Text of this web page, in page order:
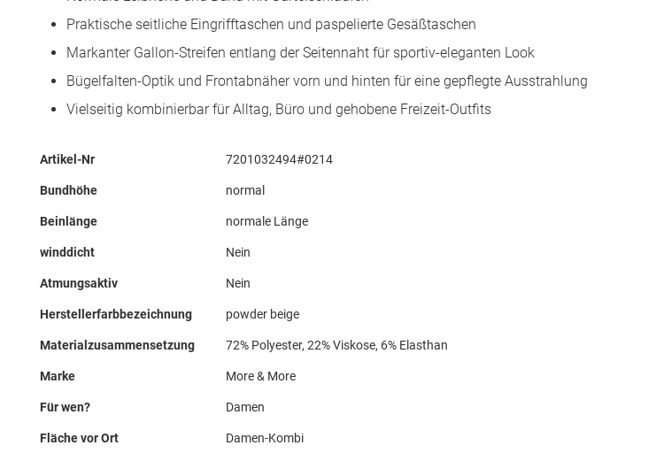
Praktische seitliche Eingrifftaschen und paspelierte Gesäßtaschen
Markanter Gallon-Streifen entlang der Seitennaht für sportiv-eleganten Look
Bügelfalten-Optik und Frontabnäher vorn und hinten für eine gepflegte Ausstrahlung
Vielseitig kombinierbar für Alltag, Büro und gehobene Freizeit-Outfits
Mehr
Artikel-Nr 7201032494#0214
Bundhöhe normal
Beinlänge normale Länge
winddicht Nein
Atmungsaktiv Nein
Herstellerfarbbezeichnung powder beige
Materialzusammensetzung 72% Polyester, 22% Viskose, 6% Elasthan
Marke More & More
Für wen? Damen
Fläche vor Ort Damen-Kombi